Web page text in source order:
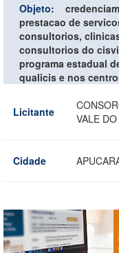
Objeto:
prestacao de
consultorios,
consultorios do
programa estadual
qualicis e nos
Licitante
VALE
Cidade